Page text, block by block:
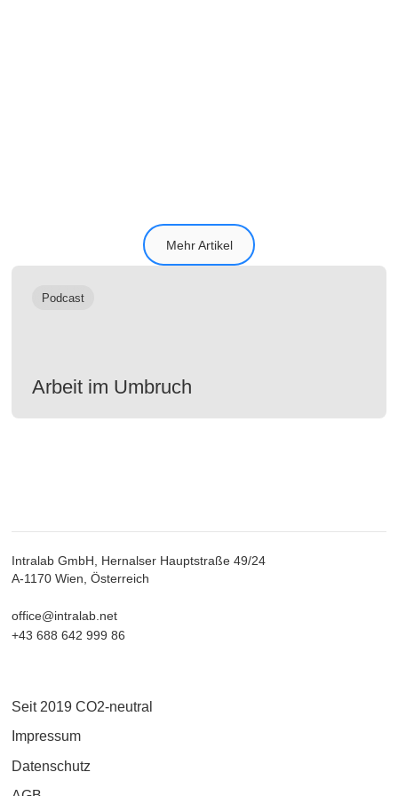
Mehr Artikel
Podcast
Arbeit im Umbruch
Intralab GmbH, Hernalser Hauptstraße 49/24
A-1170 Wien, Österreich
office@intralab.net
+43 688 642 999 86
Seit 2019 CO2-neutral
Impressum
Datenschutz